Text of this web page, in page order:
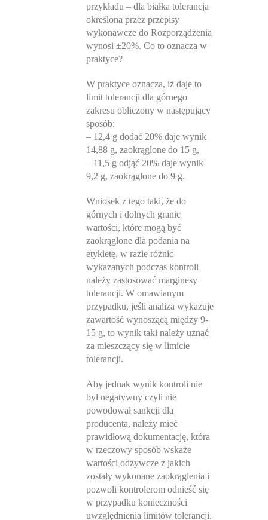
przykładu – dla białka tolerancja
określona przez przepisy
wykonawcze do Rozporządzenia
wynosi ±20%. Co to oznacza w
praktyce?
W praktyce oznacza, iż daje to
limit tolerancji dla górnego
zakresu obliczony w następujący
sposób:
– 12,4 g dodać 20% daje wynik
14,88 g, zaokrąglone do 15 g,
– 11,5 g odjąć 20% daje wynik
9,2 g, zaokrąglone do 9 g.
Wniosek z tego taki, że do
górnych i dolnych granic
wartości, które mogą być
zaokrąglone dla podania na
etykietę, w razie różnic
wykazanych podczas kontroli
należy zastosować marginesy
tolerancji. W omawianym
przypadku, jeśli analiza wykazuje
zawartość wynoszącą między 9-
15 g, to wynik taki należy uznać
za mieszczący się w limicie
tolerancji.
Aby jednak wynik kontroli nie
był negatywny czyli nie
powodował sankcji dla
producenta, należy mieć
prawidłową dokumentację, która
w rzeczowy sposób wskaże
wartości odżywcze z jakich
zostały wykonane zaokrąglenia i
pozwoli kontrolerom odnieść się
w przypadku konieczności
uwzględnienia limitów tolerancji.